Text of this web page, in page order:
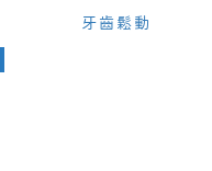
牙齒鬆動